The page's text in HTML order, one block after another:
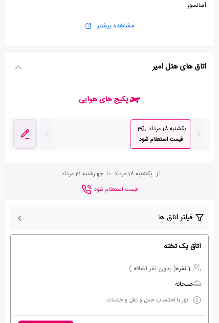
آسانسور
مشاهده بیشتر
اتاق های هتل امیر
پکیج های هوایی
یکشنبه 18 مرداد
3
قیمت استعلام شود
از یکشنبه 18 مرداد تا چهارشنبه 21 مرداد
قیمت استعلام شود
فیلتر اتاق ها
اتاق یک تخته
1 نفره
( بدون نفر اضافه )
صبحانه
تور با احتساب حمل و نقل و خدمات